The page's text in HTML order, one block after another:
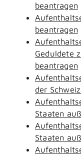
beantragen
beantragen
Geduldete
beantragen
der
Staaten
Staaten